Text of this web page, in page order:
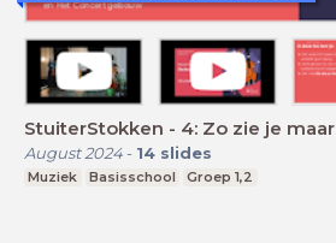
StuiterStokken - 4: Zo zie je maar
August 2024- 14 slides
Muziek Basisschool Groep 1,2